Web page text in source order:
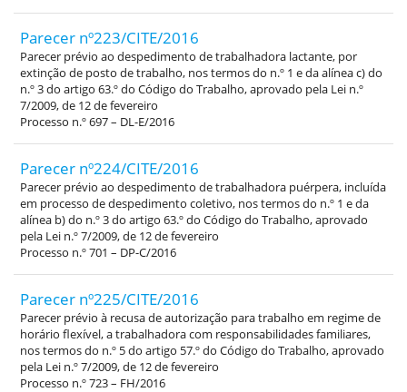
Parecer nº223/CITE/2016
Parecer prévio ao despedimento de trabalhadora lactante, por
extinção de posto de trabalho, nos termos do n.º 1 e da alínea c) do
n.º 3 do artigo 63.º do Código do Trabalho, aprovado pela Lei n.º
7/2009, de 12 de fevereiro
Processo n.º 697 – DL-E/2016
Parecer nº224/CITE/2016
Parecer prévio ao despedimento de trabalhadora puérpera, incluída
em processo de despedimento coletivo, nos termos do n.º 1 e da
alínea b) do n.º 3 do artigo 63.º do Código do Trabalho, aprovado
pela Lei n.º 7/2009, de 12 de fevereiro
Processo n.º 701 – DP-C/2016
Parecer nº225/CITE/2016
Parecer prévio à recusa de autorização para trabalho em regime de
horário flexível, a trabalhadora com responsabilidades familiares,
nos termos do n.º 5 do artigo 57.º do Código do Trabalho, aprovado
pela Lei n.º 7/2009, de 12 de fevereiro
Processo n.º 723 – FH/2016